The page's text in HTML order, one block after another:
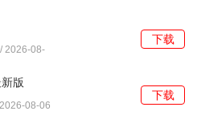
护。
用户把握购房时机。
2026-08-
下载
版
08-06
下载